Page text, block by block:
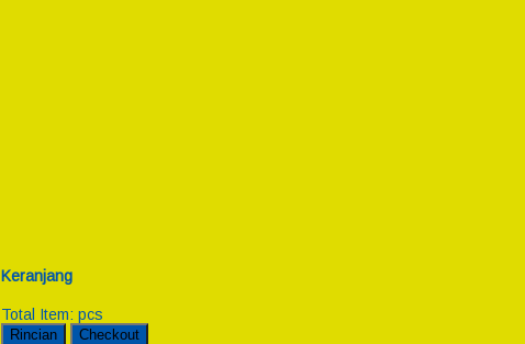
Keranjang
Total Item: pcs
Rincian Checkout